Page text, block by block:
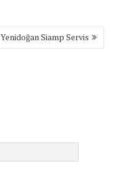
Yenidoğan Siamp Servis